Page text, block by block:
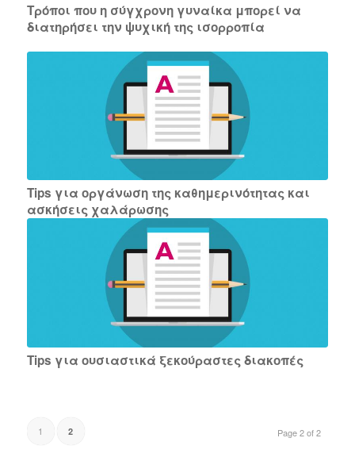
Τρόποι που η σύγχρονη γυναίκα μπορεί να
διατηρήσει την ψυχική της ισορροπία
Tips για οργάνωση της καθημερινότητας και
ασκήσεις χαλάρωσης
Tips για ουσιαστικά ξεκούραστες διακοπές
Page 2 of 2
1 2